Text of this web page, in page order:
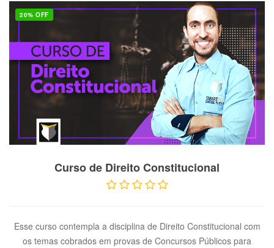
20% OFF
Curso de Direito Constitucional
Esse curso contempla a disciplina de Direito Constitucional com
os temas cobrados em provas de Concursos Públicos para